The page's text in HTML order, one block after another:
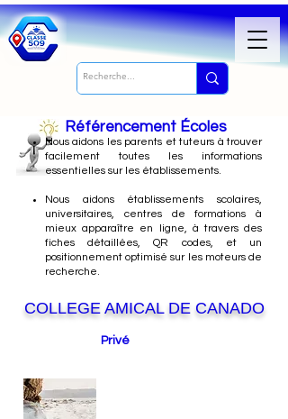
Référencement Écoles
Nousaidons les parents et tuteurs à trouver
facilement toutes les informations
essentielles sur les établissements.
Nous aidons établissements scolaires,
universitaires, centres de formations à
mieux apparaître en ligne, à travers des
fiches détaillées, QR codes, et un
positionnement optimisé sur les moteurs de
recherche.
COLLEGE AMICAL DE CANADO
Privé